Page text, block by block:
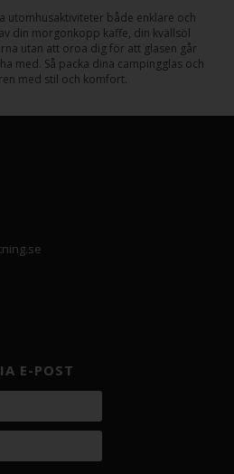
utomhusaktiviteter både enklare och
din morgonkopp kaffe, din kvällsöl
utan att oroa dig för att glasen går
med. Så packa dina campingglas och
med stil och komfort.
E-POST